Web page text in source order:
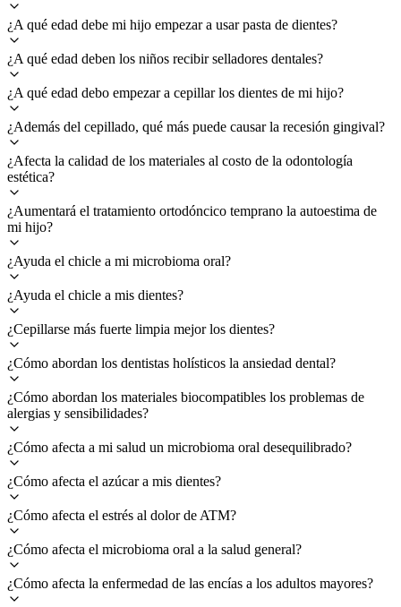
¿A qué edad debe mi hijo empezar a usar pasta de dientes?
¿A qué edad deben los niños recibir selladores dentales?
¿A qué edad debo empezar a cepillar los dientes de mi hijo?
¿Además del cepillado, qué más puede causar la recesión gingival?
¿Afecta la calidad de los materiales al costo de la odontología
estética?
¿Aumentará el tratamiento ortodóncico temprano la autoestima de
mi hijo?
¿Ayuda el chicle a mi microbioma oral?
¿Ayuda el chicle a mis dientes?
¿Cepillarse más fuerte limpia mejor los dientes?
¿Cómo abordan los dentistas holísticos la ansiedad dental?
¿Cómo abordan los materiales biocompatibles los problemas de
alergias y sensibilidades?
¿Cómo afecta a mi salud un microbioma oral desequilibrado?
¿Cómo afecta el azúcar a mis dientes?
¿Cómo afecta el estrés al dolor de ATM?
¿Cómo afecta el microbioma oral a la salud general?
¿Cómo afecta la enfermedad de las encías a los adultos mayores?